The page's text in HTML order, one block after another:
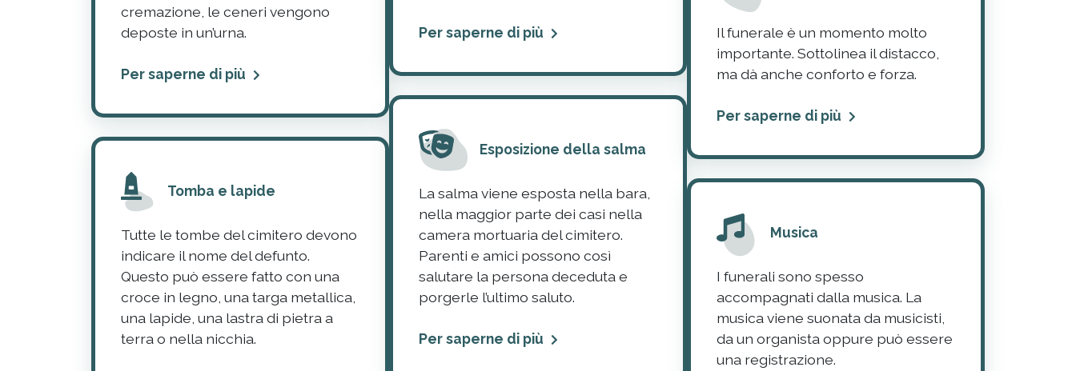
cremazione, le ceneri vengono
deposte in un’urna.
Per saperne di più
Tomba e lapide
Tutte le tombe del cimitero devono
indicare il nome del defunto.
Questo può essere fatto con una
croce in legno, una targa metallica,
una lapide, una lastra di pietra a
terra o nella nicchia.
Per saperne di più
Esposizione della salma
La salma viene esposta nella bara,
nella maggior parte dei casi nella
camera mortuaria del cimitero.
Parenti e amici possono così
salutare la persona deceduta e
porgerle l’ultimo saluto.
Per saperne di più
Il funerale è un momento molto
importante. Sottolinea il distacco,
ma dà anche conforto e forza.
Per saperne di più
Musica
I funerali sono spesso
accompagnati dalla musica. La
musica viene suonata da musicisti,
da un organista oppure può essere
una registrazione.